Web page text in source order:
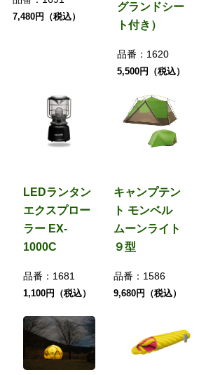
7,480円（税込）
グランドシー
ト付き）
品番： 1620
5,500円（税込）
LEDランタン
エクスプロー
ラー EX-
1000C
品番： 1681
1,100円（税込）
キャンプテン
ト モンベル
ムーンライト
９型
品番： 1586
9,680円（税込）